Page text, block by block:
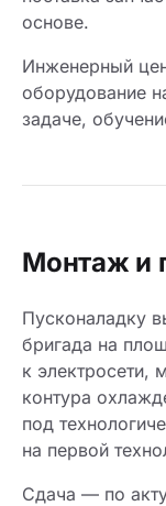
основе.
Инженерный
оборудование
задаче,
Монтаж и
Пусконаладку
бригада на
к электросети,
контура
под
на первой
Сдача — по